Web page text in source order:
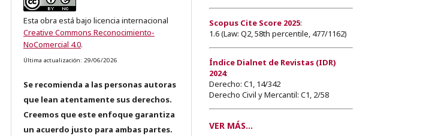
Esta obra está bajo licencia internacional
Creative Commons Reconocimiento-
NoComercial 4.0.
Última actualización: 29/06/2026
Se recomienda a las personas autoras
que lean atentamente sus derechos.
Creemos que este enfoque garantiza
un acuerdo justo para ambas partes.
Scopus Cite Score 2025:
1.6 (Law: Q2, 58th percentile, 477/1162)
Índice Dialnet de Revistas (IDR)
2024:
Derecho: C1, 14/342
Derecho Civil y Mercantil: C1, 2/58
VER MÁS...